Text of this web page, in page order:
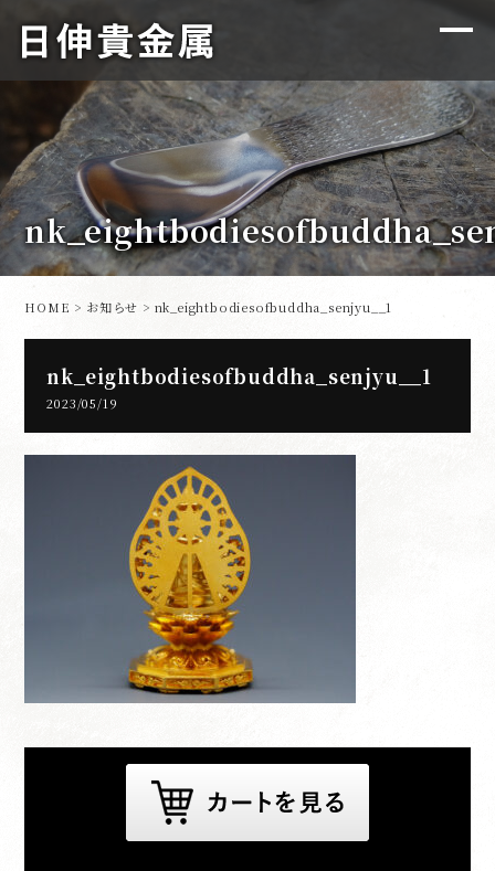
HOME > お知らせ > nk_eightbodiesofbuddha_senjyu__1
nk_eightbodiesofbuddha_senjyu__1
2023/05/19